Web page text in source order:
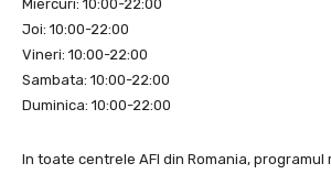
Miercuri: 10:00-22:00
Joi: 10:00-22:00
Vineri: 10:00-22:00
Sambata: 10:00-22:00
Duminica: 10:00-22:00
In toate centrele AFI din Romania, programul